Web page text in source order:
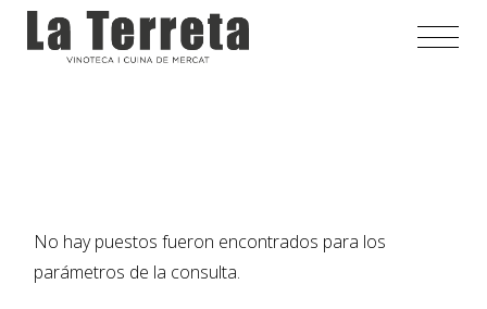
Saltar
contenido
No hay puestos fueron encontrados para los
parámetros de la consulta.